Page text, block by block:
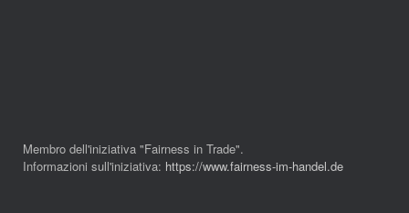
Membro dell'iniziativa "Fairness in Trade".
Informazioni sull'iniziativa: https://www.fairness-im-handel.de